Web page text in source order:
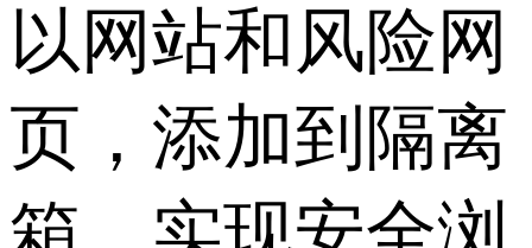
以网站和风险网
页，添加到隔离